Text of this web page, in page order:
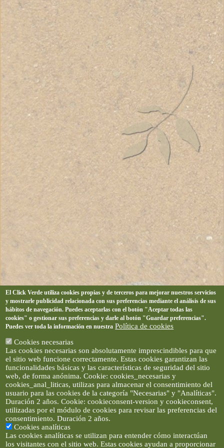
El Click Verde utiliza cookies propias y de terceros para mejorar nuestros servicios
y mostrarle publicidad relacionada con sus preferencias mediante el análisis de sus
hábitos de navegación. Puedes aceptarlas con el botón "Aceptar todas las
cookies" o gestionar sus preferencias y darle al botón "Guardar preferencias".
Puedes ver toda la información en nuestra Política de cookies
Cookies necesarias
Las cookies necesarias son absolutamente imprescindibles para que
el sitio web funcione correctamente. Estas cookies garantizan las
funcionalidades básicas y las características de seguridad del sitio
web, de forma anónima. Cookie: cookies_necesarias y
cookies_anal_liticas, utilizas para almacenar el consentimiento del
usuario para las cookies de la categoría "Necesarias" y "Analíticas".
Duración 2 años. Cookie: cookieconsent-version y cookieconsent,
utilizadas por el módulo de cookies para revisar las preferencias del
consentimiento. Duración 2 años.
Cookies analíticas
Las cookies analíticas se utilizan para entender cómo interactúan
los visitantes con el sitio web. Estas cookies ayudan a proporcionar